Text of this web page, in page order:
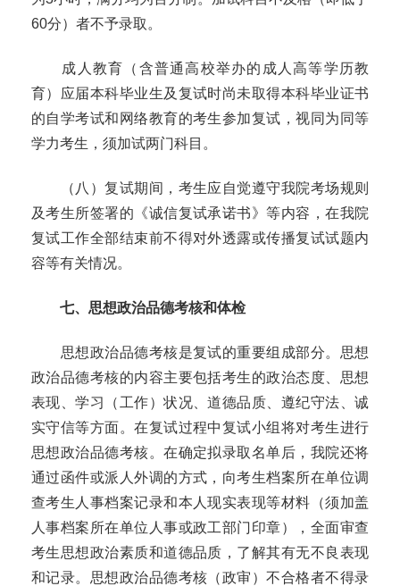
60分）者不予录取。
成人教育（含普通高校举办的成人高等学历教
育）应届本科毕业生及复试时尚未取得本科毕业证书
的自学考试和网络教育的考生参加复试，视同为同等
学力考生，须加试两门科目。
（ 八）复试期间，考生应自觉遵守我院考场规则
及考生所签署的《诚信复试承诺书》等内容，在我院
复试工作全部结束前不得对外透露或传播复试试题内
容等有关情况。
七、思想政治品德考核和体检
思想政治品德考核是复试的重要组成部分。思想
政治品德考核的内容主要包括考生的政治态度、思想
表现、学习（工作）状况、道德品质、遵纪守法、诚
实守信等方面。在复试过程中复试小组将对考生进行
思想政治品德考核。在确定拟录取名单后，我院还将
通过函件或派人外调的方式，向考生档案所在单位调
查考生人事档案记录和本人现实表现等材料（须加盖
人事档案所在单位人事或政工部门印章），全面审查
考生思想政治素质和道德品质，了解其有无不良表现
和记录。 思想政治品德考核（政审）不合格者不得录